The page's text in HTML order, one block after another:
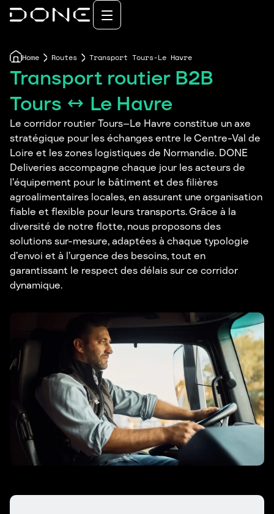
Home Routes Transport Tours-Le Havre
Transport routier B2B
Tours ↔ Le Havre
Le corridor routier Tours–Le Havre constitue un axe
stratégique pour les échanges entre le Centre-Val de
Loire et les zones logistiques de Normandie. DONE
Deliveries accompagne chaque jour les acteurs de
l’équipement pour le bâtiment et des filières
agroalimentaires locales, en assurant une organisation
fiable et flexible pour leurs transports. Grâce à la
diversité de notre flotte, nous proposons des
solutions sur-mesure, adaptées à chaque typologie
d’envoi et à l’urgence des besoins, tout en
garantissant le respect des délais sur ce corridor
dynamique.